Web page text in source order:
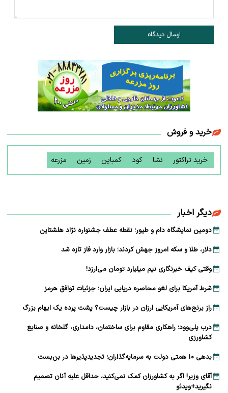
ارسال دیدگاه
خرید و فروش
خرید تراکتور نشا کود کمباین زمین مزرعه
دیگر اخبار
دومین نمایشگاه دام و طیور؛ نقطه عطف جشنواره نژاد هلشتاین
دلار، طلا و سکه امروز جهش کردند؛ بازار وارد فاز تازه شد
وقتی کیف خبرنگاری نیم میلیارد تومان می‌ارزد!
شرط آمریکا برای لغو محاصره دریایی ایران؛ جزئیات توافق هرمز
راز برنج‌های آمریکایی ارزان در بازار چیست؟ پشت پرده یک ابهام بزرگ
درب پلی‌وود؛ راهکاری مقاوم برای ساختمان، دامداری، گلخانه و صنایع
کشاورزی
بدهی ۱۰ همتی دولت به سرمایه‌گذاران؛ تجدیدپذیرها در بن‌بست
آقای وزیر! اگر به کشاورزان کمک نمی‌کنید، حداقل علیه آنان تصمیم
نگیرید+ویدئو